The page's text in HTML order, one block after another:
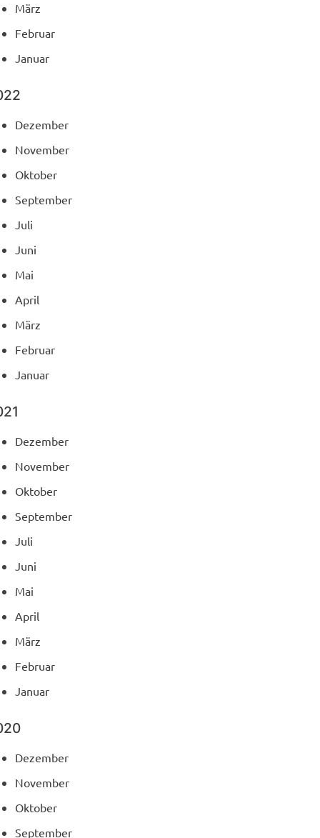
März
Februar
Januar
Dezember
November
Oktober
September
Juli
Juni
Mai
April
März
Februar
Januar
Dezember
November
Oktober
September
Juli
Juni
Mai
April
März
Februar
Januar
Dezember
November
Oktober
September